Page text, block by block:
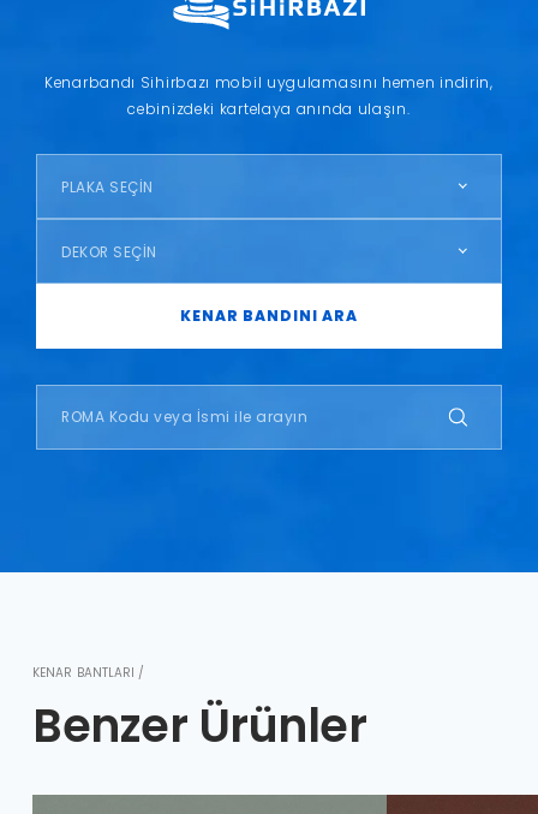
Kenarbandı Sihirbazı mobil uygulamasını hemen indirin,
cebinizdeki kartelaya anında ulaşın.
PLAKA SEÇİN
DEKOR SEÇİN
KENAR BANDINI ARA
KENAR BANTLARI /
Benzer Ürünler